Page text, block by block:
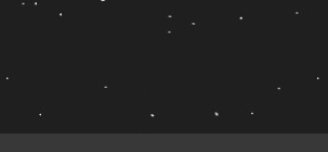
قیمت گذاری